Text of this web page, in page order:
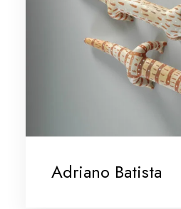
Adriano Batista